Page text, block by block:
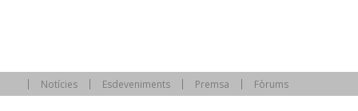
Notícies Esdeveniments Premsa Fòrums